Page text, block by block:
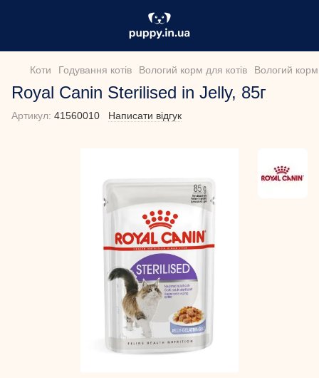
Коти Годування котів Вологий корм для котів Вологий
Royal Canin Sterilised in Jelly, 85г
Артикул: 41560010 Написати відгук